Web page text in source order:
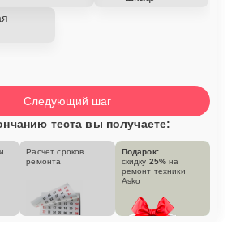
Следующий шаг
теста вы получаете:
Расчет сроков
ремонта
Подарок:
скидку 25% на
ремонт техники
Asko